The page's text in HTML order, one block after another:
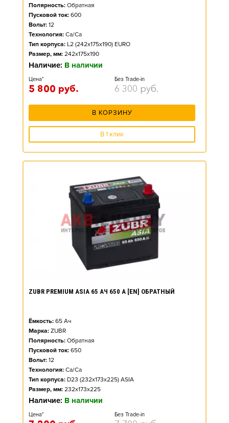
Полярность: Обратная
Пусковой ток: 600
Вольт: 12
Технология: Ca/Ca
Тип корпуса: L2 (242x175x190) EURO
Размер, мм: 242x175x190
Наличие: В наличии
Цена*
5 800 руб.
Без Trade-in
6 300 руб.
В КОРЗИНУ
В 1 клик
ZUBR PREMIUM ASIA 65 АЧ 650 А [EN] ОБРАТНЫЙ
Ёмкость: 65 Ач
Марка: ZUBR
Полярность: Обратная
Пусковой ток: 650
Вольт: 12
Технология: Ca/Ca
Тип корпуса: D23 (232x173x225) ASIA
Размер, мм: 232x173x225
Наличие: В наличии
Цена* Без Trade-in